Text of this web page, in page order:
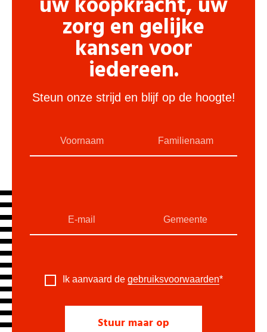
zorg en gelijke
kansen voor
iedereen.
Steun onze strijd en blijf op de hoogte!
Ik aanvaard de gebruiksvoorwaarden*